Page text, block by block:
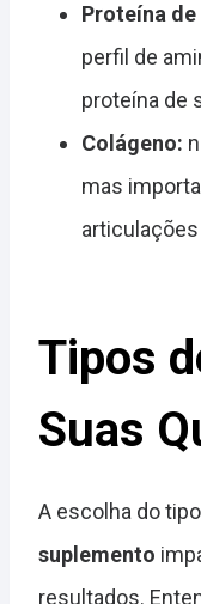
Proteína de
perfil de
proteína de
Colágeno:
mas
articulações
Tipos
Suas
A escolha do
suplemento
resultados.